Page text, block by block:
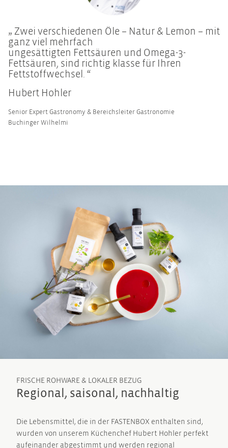
„ Zwei verschiedenen Öle – Natur & Lemon – mit
ganz viel mehrfach
ungesättigten Fettsäuren und Omega-3-
Fettsäuren, sind richtig klasse für Ihren
Fettstoffwechsel. “
Hubert Hohler
Senior Expert Gastronomy & Bereichsleiter Gastronomie
Buchinger Wilhelmi
FRISCHE ROHWARE & LOKALER BEZUG
Regional, saisonal, nachhaltig
Die Lebensmittel, die in der FASTENBOX enthalten sind,
wurden von unserem Küchenchef Hubert Hohler perfekt
aufeinander abgestimmt und werden regional